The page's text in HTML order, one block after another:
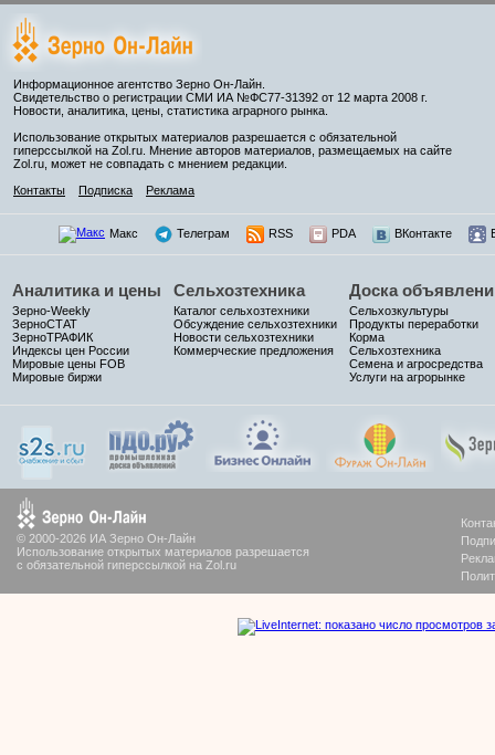
Информационное агентство Зерно Он-Лайн.
Свидетельство о регистрации СМИ ИА №ФС77-31392 от 12 марта 2008 г.
Новости, аналитика, цены, статистика аграрного рынка.
Использование открытых материалов разрешается с обязательной
гиперссылкой на Zol.ru. Мнение авторов материалов, размещаемых на сайте
Zol.ru, может не совпадать с мнением редакции.
Контакты
Подписка Реклама
Макс Телеграм RSS PDA ВКонтакте
Аналитика и цены
Зерно-Weekly
ЗерноСТАТ
ЗерноТРАФИК
Индексы цен России
Мировые цены FOB
Мировые биржи
Сельхозтехника
Каталог сельхозтехники
Обсуждение сельхозтехники
Новости сельхозтехники
Коммерческие предложения
Доска
Сельхозкультуры
Продукты переработки
Корма
Сельхозтехника
Семена и агросредства
Услуги на агрорынке
© 2000-2026 ИА Зерно Он-Лайн
Использование открытых материалов разрешается
с обязательной гиперссылкой на Zol.ru